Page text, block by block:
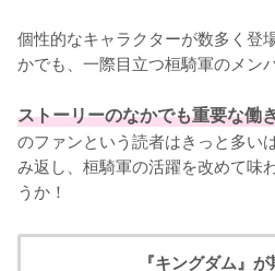
個性的なキャラクターが数多く登
かでも、一際目立つ桓騎軍のメン
ストーリーのなかでも重要な働
のファンという読者はきっと多い
み返し、桓騎軍の活躍を改めて味
うか！
『キングダム』